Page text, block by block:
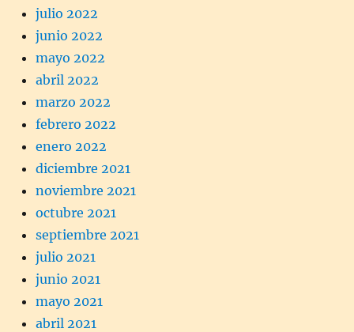
julio 2022
junio 2022
mayo 2022
abril 2022
marzo 2022
febrero 2022
enero 2022
diciembre 2021
noviembre 2021
octubre 2021
septiembre 2021
julio 2021
junio 2021
mayo 2021
abril 2021